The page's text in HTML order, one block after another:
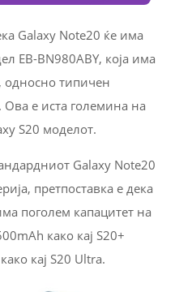
Galaxy Note20 ќе има
EB-BN980ABY, која има
односно типичен
Ова е иста големина на
S20 моделот.
Galaxy Note20
претпоставка е дека
поголем капацитет на
како кај S20+
кај S20 Ultra.